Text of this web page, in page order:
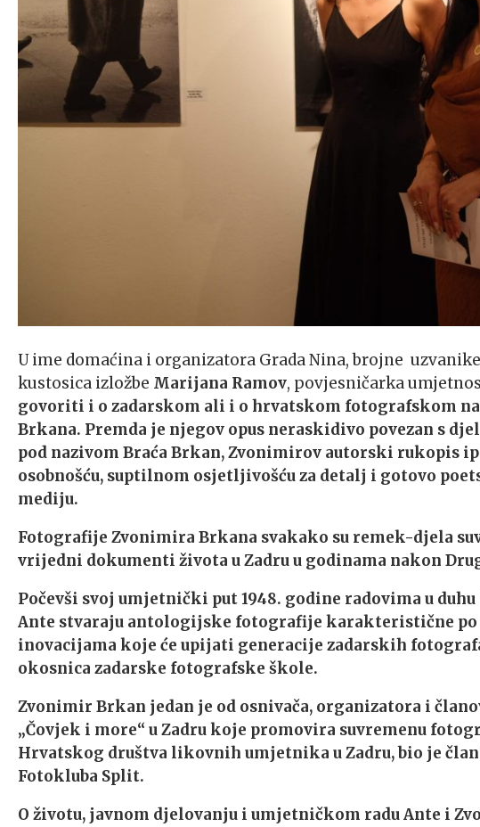
U ime domaćina i organizatora Grada Nina, brojne
kustosica izložbe Marijana Ramov, povjesničarka
govoriti i o zadarskom ali i o hrvatskom fotografskom
Brkana. Premda je njegov opus neraskidivo povezan s
pod nazivom Braća Brkan, Zvonimirov autorski rukopis
osobnošću, suptilnom osjetljivošću za detalj i gotovo
mediju.
Fotografije Zvonimira Brkana svakako su remek-djela
vrijedni dokumenti života u Zadru u godinama nakon
Počevši svoj umjetnički put 1948. godine radovima u
Ante stvaraju antologijske fotografije karakteristične
inovacijama koje će upijati generacije zadarskih
okosnica zadarske fotografske škole.
Zvonimir Brkan jedan je od osnivača, organizatora i
„Čovjek i more“ u Zadru koje promovira suvremenu
Hrvatskog društva likovnih umjetnika u Zadru, bio je član
Fotokluba Split.
O životu, javnom djelovanju i umjetničkom radu Ante i